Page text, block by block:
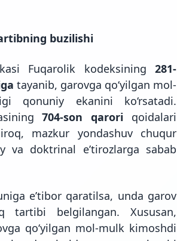
buzilishi
Fuqarolik kodeksining 281-
tayanib, garovga qo‘yilgan mol-
qonuniy ekanini ko‘rsatadi.
704-son qarori qoidalari
mazkur yondashuv chuqur
doktrinal e’tirozlarga sabab
e’tibor qaratilsa, unda garov
tartibi belgilangan. Xususan,
qo‘yilgan mol-mulk kimoshdi